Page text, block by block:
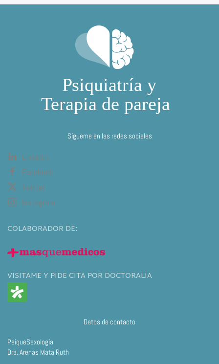
Sígueme en las redes sociales
Linkedin
Facebook
Twitter
Instagram
COLABORADOR DE:
VISITAME Y PIDE CITA POR DOCTORALIA
Datos de contacto
PsiqueSexología
Dra. Arenas Mata Ruth